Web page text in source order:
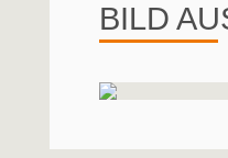
BILD